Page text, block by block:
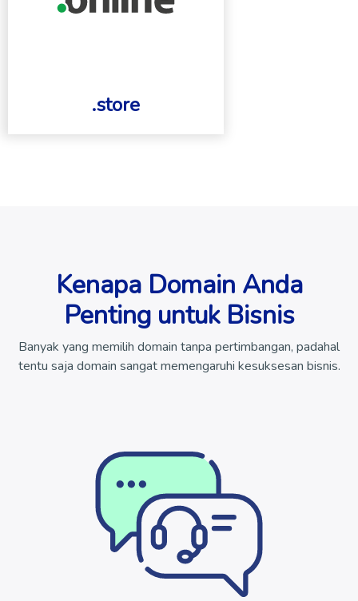
.store
Kenapa Domain Anda
Penting untuk Bisnis
Banyak yang memilih domain tanpa pertimbangan, padahal
tentu saja domain sangat memengaruhi kesuksesan bisnis.